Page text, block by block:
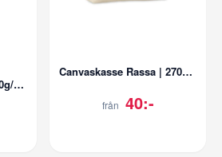
Tygpåse Fairtrade | 400g/m2 | Vinpåse
Canvaskasse Rassa | 270g/m2
från 40:-